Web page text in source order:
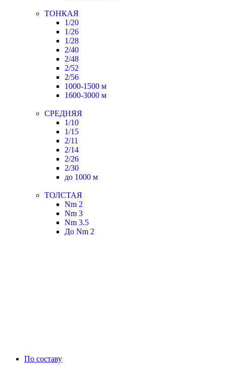
ТОНКАЯ
1/20
1/26
1/28
2/40
2/48
2/52
2/56
1000-1500 м
1600-3000 м
СРЕДНЯЯ
1/10
1/15
2/11
2/14
2/26
2/30
до 1000 м
ТОЛСТАЯ
Nm 2
Nm 3
Nm 3.5
До Nm 2
По составу